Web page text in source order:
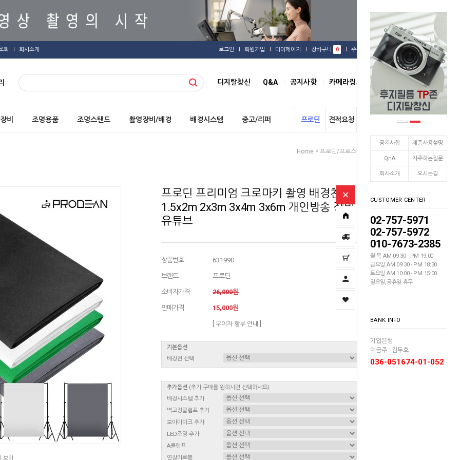
공지사항 제품사용설명
QnA 자주하는질문
회사소개 오시는길
CUSTOMER CENTER
02-757-5971
02-757-5972
010-7673-2385
월-목 AM 09:30 - PM 19:00
금요일 AM 09:30 - PM 18:30
토요일 AM 10:00 - PM 15:00
일요일,공휴일 휴무
BANK INFO
기업은행
예금주 : 김두호
036-051674-01-052
회 회사소개 로그인 회원가입 마이페이지 장바구니 0 주문배송 관심상품
디지탈창신 Q&A 공지사항 카메라링크
비 조명용품 조명스탠드 촬영장비/배경 배경시스템 중고/리퍼 프로딘 견적요청
Home > 프로딘/프로스팟
보기
프로딘 프리미엄 크로마키 촬영 배경천
1.5x2m 2x3m 3x4m 3x6m 개인방송 장비
유튜브
상품번호 631990
브랜드 프로딘
소비자가격 26,000원
판매가격 15,000원
[ 무이자 할부 안내 ]
기본옵션
배경천 선택
추가옵션 (추가 구매를 원하시면 선택하세요)
배경시스템 추가
벽고정클램프 추가
보야마이크 추가
LED조명 추가
A클램프
연장가로봉